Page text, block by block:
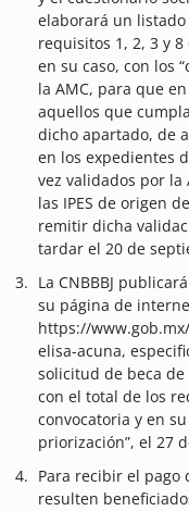
elaborará un
requisitos 1, 2, 3 y
en su caso, con los
la AMC, para que
aquellos que
dicho apartado, de
en los expedientes
vez validados por
las IPES de origen
remitir dicha
tardar el 20 de
La CNBBBJ
su página de
https://
elisa-acuna,
solicitud de beca
con el total de los
convocatoria y en
priorización”, el 27
Para recibir el pago
resulten